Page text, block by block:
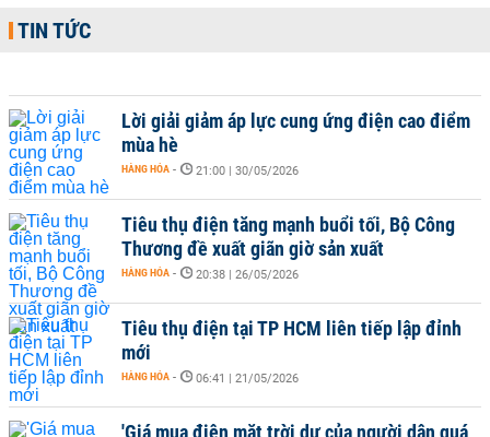
TIN TỨC
Lời giải giảm áp lực cung ứng điện cao điểm
mùa hè
HÀNG HÓA - 21:00 | 30/05/2026
Tiêu thụ điện tăng mạnh buổi tối, Bộ Công
Thương đề xuất giãn giờ sản xuất
HÀNG HÓA - 20:38 | 26/05/2026
Tiêu thụ điện tại TP HCM liên tiếp lập đỉnh
mới
HÀNG HÓA - 06:41 | 21/05/2026
'Giá mua điện mặt trời dư của người dân quá